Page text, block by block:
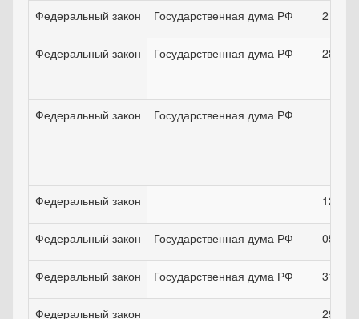
Федеральный закон Государственная дума РФ
Федеральный закон Государственная дума РФ
Федеральный закон Государственная дума РФ
Федеральный закон
Федеральный закон Государственная дума РФ
Федеральный закон Государственная дума РФ
Федеральный закон